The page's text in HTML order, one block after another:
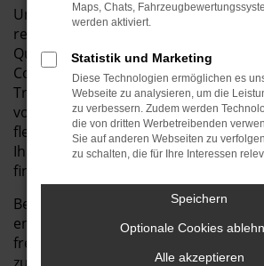
Unsere Vorführwagen wurden
regelmäßig gewartet, sodass Sie sich
Qualität verlassen können. Bei
Co. KG bieten wir Ihnen eine breite
Transit Courier Vorführwagen, die
von Ihnen gefahren zu werden.
flexible Finanzierungs- und
Ihr Traumauto bequem und nach
finanzieren können.
Besuchen Sie Autohaus Bunk GmbH
entdecken Sie unsere Vorführwagen-
freuen uns darauf, Ihnen ein
Maps, Chats,
werden aktiviert.
Statistik und Marketing
Diese Technologien ermöglichen es
Webseite zu analysieren, um die
zu verbessern. Zudem werden
die von dritten Werbetreibenden
Sie auf anderen Webseiten zu
zu schalten, die für Ihre Interessen
Speichern
Optionale Cookies
Alle akzeptieren